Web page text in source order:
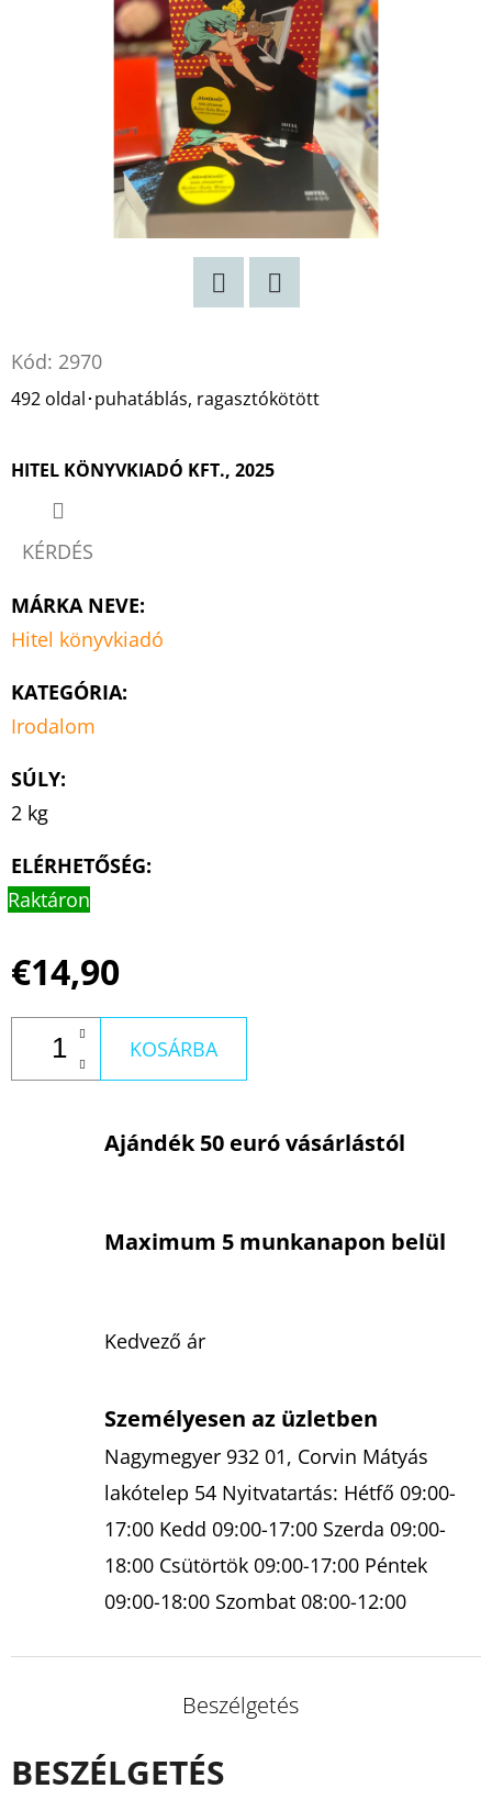
Kód: 2970
492 oldal･puhatáblás, ragasztókötött
HITEL KÖNYVKIADÓ KFT., 2025
KÉRDÉS
MÁRKA NEVE:
Hitel könyvkiadó
KATEGÓRIA:
Irodalom
SÚLY:
2 kg
ELÉRHETŐSÉG:
Raktáron
€14,90
KOSÁRBA
Ajándék 50 euró vásárlástól
Maximum 5 munkanapon belül
Kedvező ár
Személyesen az üzletben
Nagymegyer 932 01, Corvin Mátyás
lakótelep 54 Nyitvatartás: Hétfő 09:00-
17:00 Kedd 09:00-17:00 Szerda 09:00-
18:00 Csütörtök 09:00-17:00 Péntek
09:00-18:00 Szombat 08:00-12:00
Beszélgetés
BESZÉLGETÉS